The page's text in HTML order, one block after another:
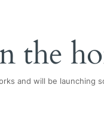
the
and will be launching